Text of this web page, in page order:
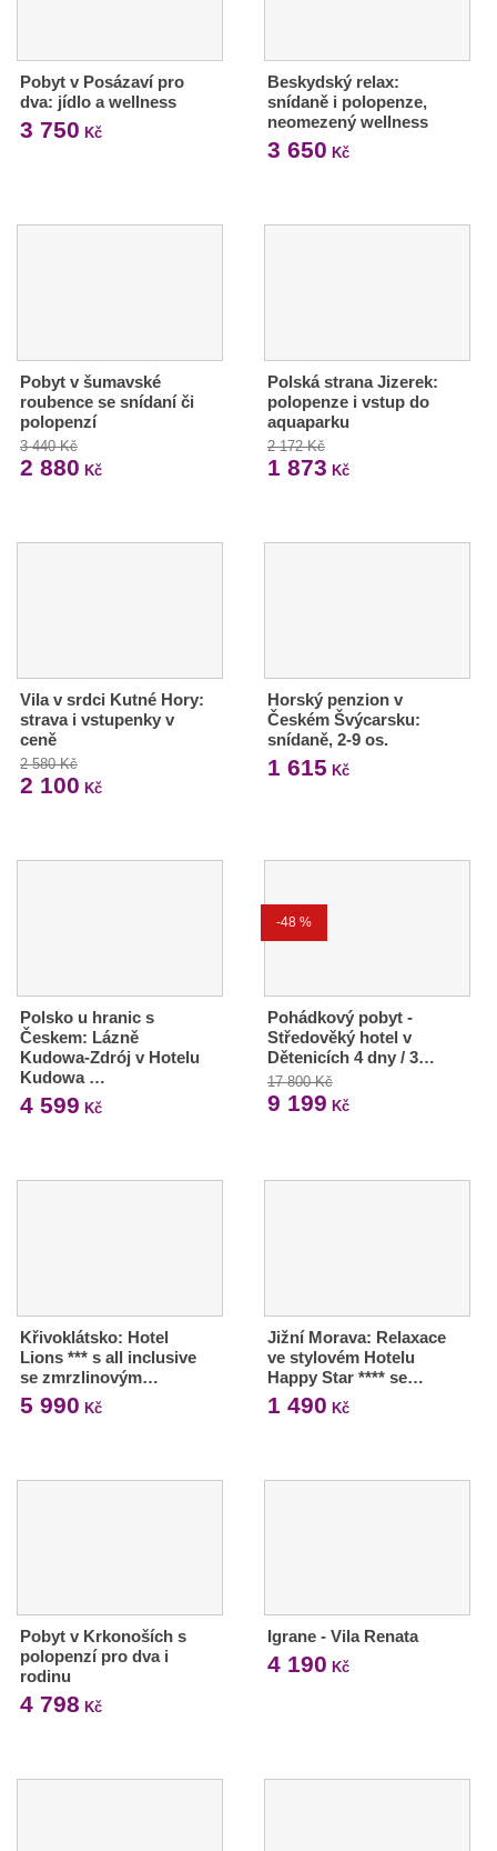
Pobyt v Posázaví pro
dva: jídlo a wellness
3 750 Kč
Beskydský relax:
snídaně i polopenze,
neomezený wellness
3 650 Kč
Pobyt v šumavské
roubence se snídaní či
polopenzí
3 440 Kč
2 880 Kč
Polská strana Jizerek:
polopenze i vstup do
aquaparku
2 172 Kč
1 873 Kč
Vila v srdci Kutné Hory:
strava i vstupenky v
ceně
2 580 Kč
2 100 Kč
Horský penzion v
Českém Švýcarsku:
snídaně, 2-9 os.
1 615 Kč
Polsko u hranic s
Českem: Lázně
Kudowa-Zdrój v Hotelu
Kudowa …
4 599 Kč
-48 %
Pohádkový pobyt -
Středověký hotel v
Dětenicích 4 dny / 3…
17 800 Kč
9 199 Kč
Křivoklátsko: Hotel
Lions *** s all inclusive
se zmrzlinovým…
5 990 Kč
Jižní Morava: Relaxace
ve stylovém Hotelu
Happy Star **** se…
1 490 Kč
Pobyt v Krkonoších s
polopenzí pro dva i
rodinu
4 798 Kč
Igrane - Vila Renata
4 190 Kč